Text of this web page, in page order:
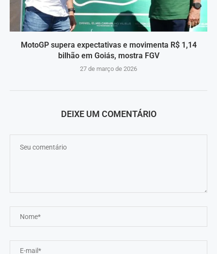
MotoGP supera expectativas e movimenta R$ 1,14
bilhão em Goiás, mostra FGV
27 de março de 2026
DEIXE UM COMENTÁRIO